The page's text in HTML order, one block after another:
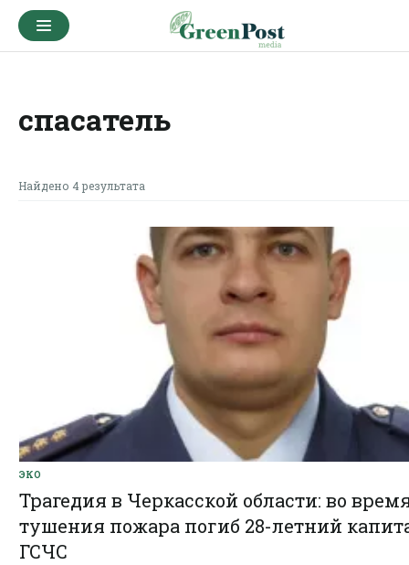
спасатель
Найдено 4 результата
ЭКО
Трагедия в Черкасской области: во
тушения пожара погиб 28-летний
ГСЧС